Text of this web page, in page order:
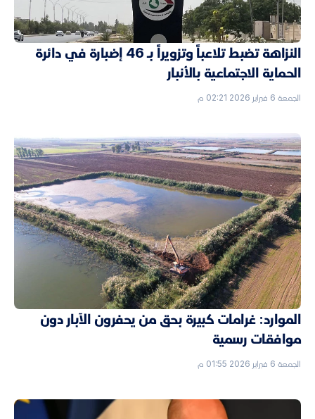
النزاهة تضبط تلاعباً وتزويراً بـ 46 إضبارة في دائرة
الحماية الاجتماعية بالأنبار
الجمعة 6 فبراير 2026 02:21 م
الموارد: غرامات كبيرة بحق من يحفرون الآبار دون
موافقات رسمية
الجمعة 6 فبراير 2026 01:55 م